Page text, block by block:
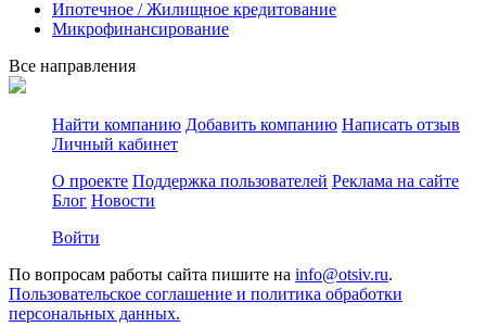
Ипотечное / Жилищное кредитование
Микрофинансирование
Все направления
Найти компанию Добавить компанию Написать отзыв
Личный кабинет
О проекте Поддержка пользователей Реклама на сайте
Блог Новости
Войти
По вопросам работы сайта пишите на info@otsiv.ru.
Пользовательское соглашение и политика обработки
персональных данных.